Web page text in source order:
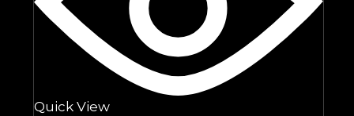
Quick View